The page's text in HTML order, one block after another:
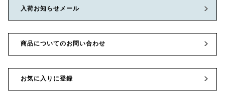
入荷お知らせメール
商品についてのお問い合わせ
お気に入りに登録